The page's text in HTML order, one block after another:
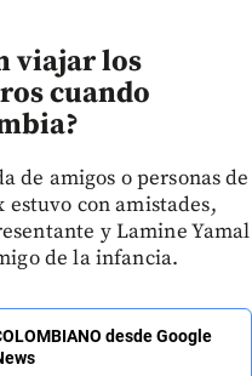
viajar los
cuando
de amigos o personas de
estuvo con amistades,
y Lamine Yamal
de la infancia.
desde Google